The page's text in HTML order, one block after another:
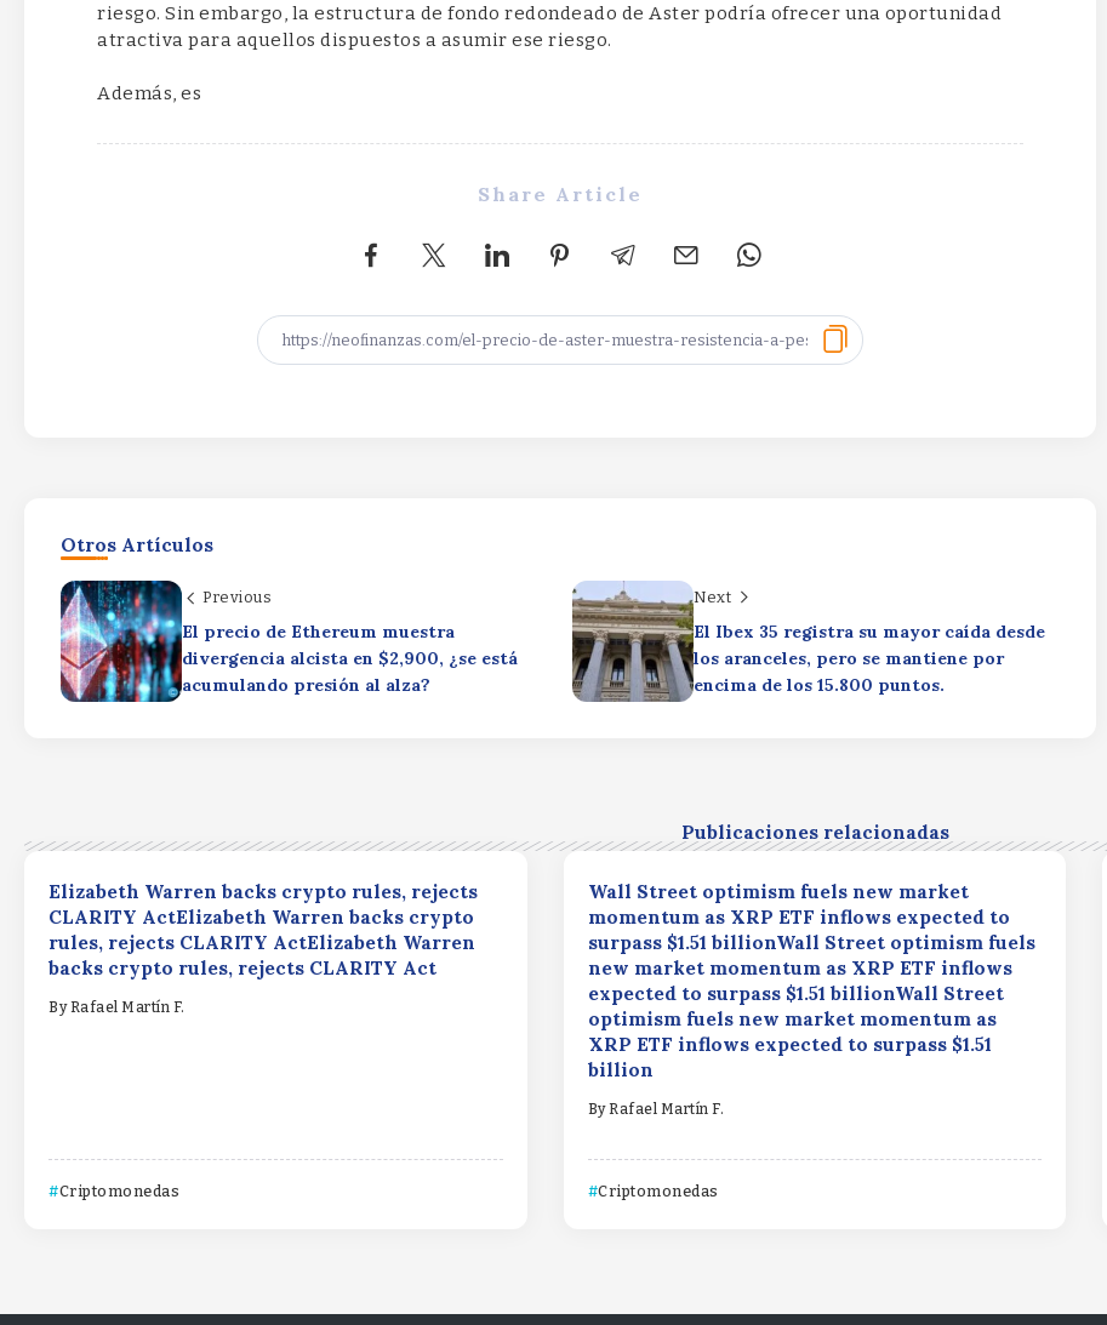
riesgo. Sin embargo, la estructura de fondo redondeado de Aster podría ofrecer una oportunidad
atractiva para aquellos dispuestos a asumir ese riesgo.
Además, es
Share Article
Otros Artículos
Previous
El precio de Ethereum muestra
divergencia alcista en $2,900, ¿se está
acumulando presión al alza?
Next
El Ibex 35 registra su mayor caída desde
los aranceles, pero se mantiene por
encima de los 15.800 puntos.
Publicaciones relacionadas
Elizabeth Warren backs crypto rules, rejects
CLARITY ActElizabeth Warren backs crypto
rules, rejects CLARITY ActElizabeth Warren
backs crypto rules, rejects CLARITY Act
By Rafael Martín F.
Criptomonedas
Wall Street optimism fuels new market
momentum as XRP ETF inflows expected to
surpass $1.51 billionWall Street optimism fuels
new market momentum as XRP ETF inflows
expected to surpass $1.51 billionWall Street
optimism fuels new market momentum as
XRP ETF inflows expected to surpass $1.51
billion
ByRafael Martín F.
Criptomonedas